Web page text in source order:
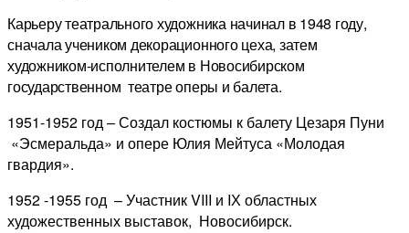
Карьеру театрального художника начинал в 1948 году,
сначала учеником декорационного цеха, затем
художником-исполнителем в Новосибирском
государственном театре оперы и балета.
1951-1952 год – Создал костюмы к балету Цезаря Пуни
«Эсмеральда» и опере Юлия Мейтуса «Молодая
гвардия».
1952 -1955 год – Участник VIII и IХ областных
художественных выставок, Новосибирск.